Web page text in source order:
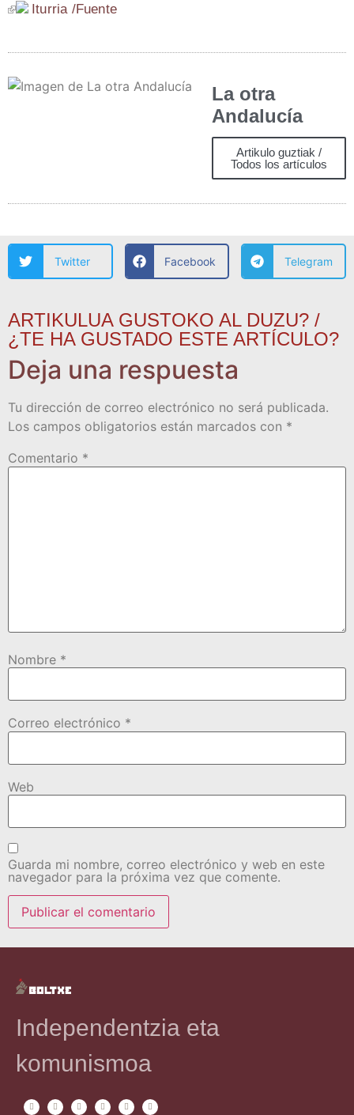
Itu­rria /​Fuen­te
La otra
Andalucía
Artikulo guztiak /
Todos los artículos
Twitter Facebook Telegram
ARTIKULUA GUSTOKO AL DUZU? /
¿TE HA GUSTADO ESTE ARTÍCULO?
Deja una respuesta
Tu dirección de correo electrónico no será publicada.
Los campos obligatorios están marcados con *
Comentario *
Nombre *
Correo electrónico *
Web
Guarda mi nombre, correo electrónico y web en este
navegador para la próxima vez que comente.
Independentzia eta
komunismoa